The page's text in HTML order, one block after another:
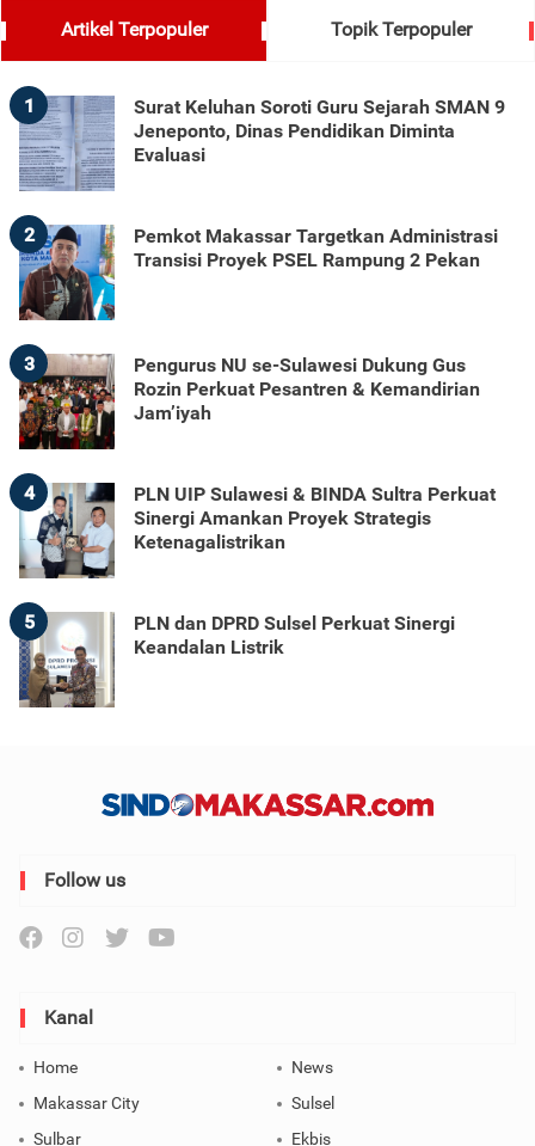
Artikel Terpopuler Topik Terpopuler
1
Surat Keluhan Soroti Guru Sejarah SMAN 9
Jeneponto, Dinas Pendidikan Diminta
Evaluasi
2
Pemkot Makassar Targetkan Administrasi
Transisi Proyek PSEL Rampung 2 Pekan
3
Pengurus NU se-Sulawesi Dukung Gus
Rozin Perkuat Pesantren & Kemandirian
Jam’iyah
4
PLN UIP Sulawesi & BINDA Sultra Perkuat
Sinergi Amankan Proyek Strategis
Ketenagalistrikan
5
PLN dan DPRD Sulsel Perkuat Sinergi
Keandalan Listrik
Follow us
Kanal
Home
News
Makassar City
Sulsel
Sulbar
Ekbis